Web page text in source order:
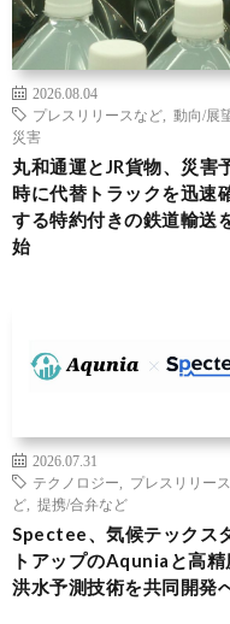
2026.08.04
プレスリリースなど
動向/展
災害
丸和通運とJR貨物、災害
時に代替トラックを迅速
する特約付きの鉄道輸送
始
2026.07.31
テクノロジー
プレスリリー
ど
提携/合弁など
Spectee、気候テックス
トアップのAquniaと高精
洪水予測技術を共同開発